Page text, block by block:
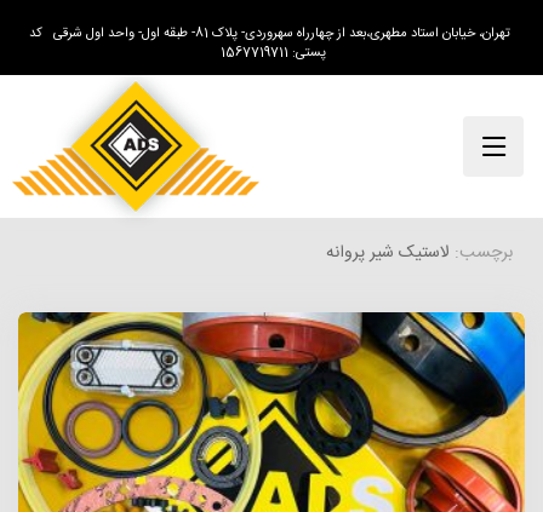
تهران، خیابان استاد مطهری،بعد از چهارراه سهروردی- پلاک 81- طبقه اول- واحد اول شرقی کد
پستی: 1567719711
برچسب: لاستیک شیر پروانه